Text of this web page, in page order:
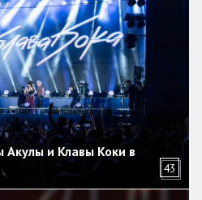
и Клавы Коки в
43